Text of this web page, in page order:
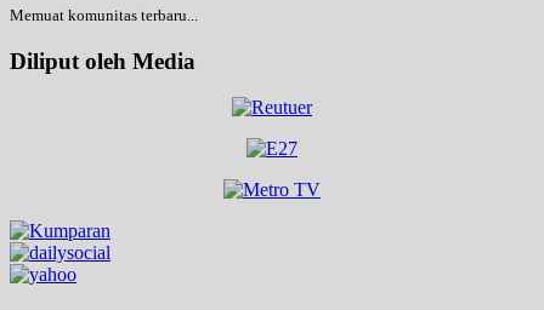
Memuat komunitas terbaru...
Diliput oleh Media